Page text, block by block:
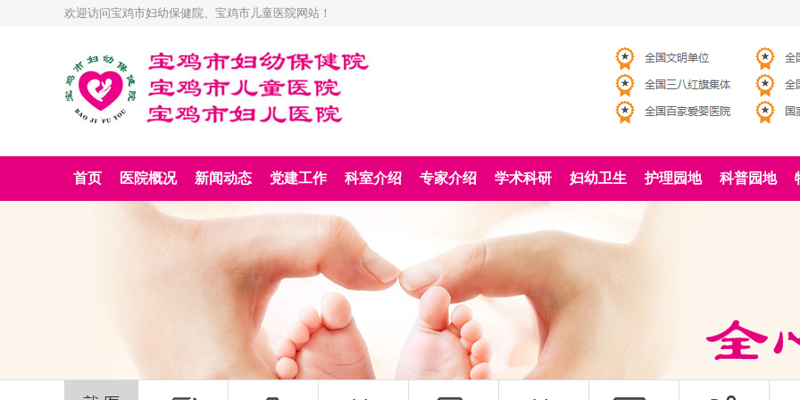
欢迎访问宝鸡市妇幼保健院、宝鸡市儿童医院网站！
首页 医院概况 新闻动态 党建工作 科室介绍 专家介绍 学术科研 妇幼卫生 护理园地 科普园地